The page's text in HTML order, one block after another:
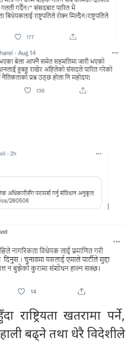
खतरामा पर्ने,
बढ्ने तथा धेरै विदेशीले